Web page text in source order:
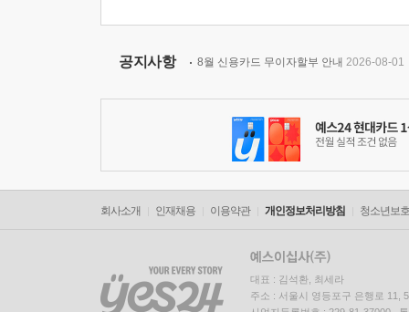
공지사항 8월 신용카드 무이자할부 안내 2026-08-01
회사소개 인재채용 이용약관 개인정보처리방침 청소년보
대표 : 김석환, 최세라
주소 : 서울시 영등포구 은행로 11,